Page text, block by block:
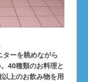
ーを眺めながら
40種類のお料理と
上のお飲み物を用